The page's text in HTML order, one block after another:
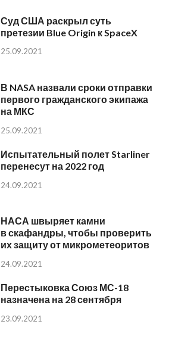
Суд США раскрыл суть
претезии Blue Origin к SpaceX
25.09.2021
В NASA назвали сроки отправки
первого гражданского экипажа
на МКС
25.09.2021
Испытательный полет Starliner
перенесут на 2022 год
24.09.2021
НАСА швыряет камни
в скафандры, чтобы проверить
их защиту от микрометеоритов
24.09.2021
Перестыковка Союз МС-18
назначена на 28 сентября
23.09.2021